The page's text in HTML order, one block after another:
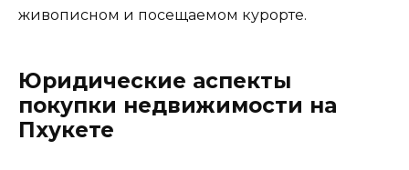
живописном и посещаемом курорте.
Юридические аспекты
покупки недвижимости на
Пхукете